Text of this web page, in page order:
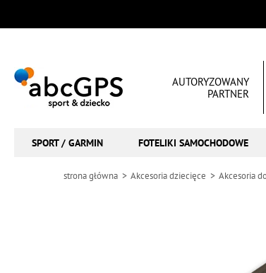
AUTORYZOWANY
PARTNER
SPORT / GARMIN FOTELIKI SAMOCHODOWE
strona główna Akcesoria dziecięce Akcesoria